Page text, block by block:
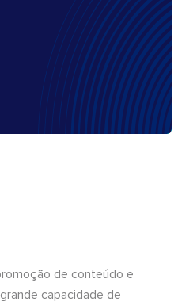
de conteúdo e
capacidade de